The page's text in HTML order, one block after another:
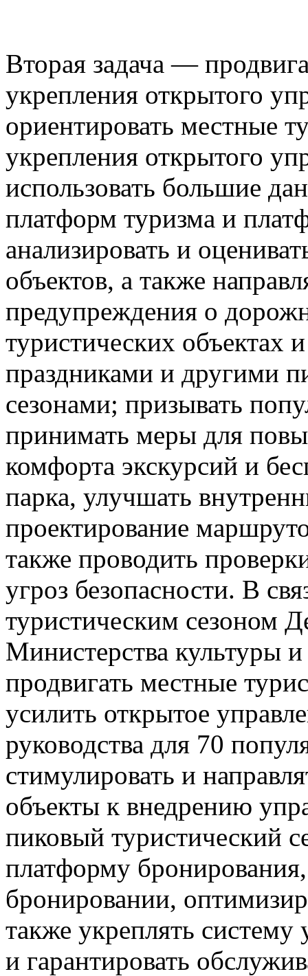
Вторая задача —
укрепления открытого
ориентировать местные
укрепления открытого
использовать большие
платформ туризма и
анализировать и
объектов, а также
предупреждения о
туристических объектах
праздниками и другими
сезонами; призывать
принимать меры для
комфорта экскурсий и
парка, улучшать
проектирование
также проводить
угроз безопасности. В
туристическим сезоном
Министерства культуры
продвигать местные
усилить открытое
руководства для 70
стимулировать и
объекты к внедрению
пиковый туристический
платформу
бронировании,
также укреплять
и гарантировать